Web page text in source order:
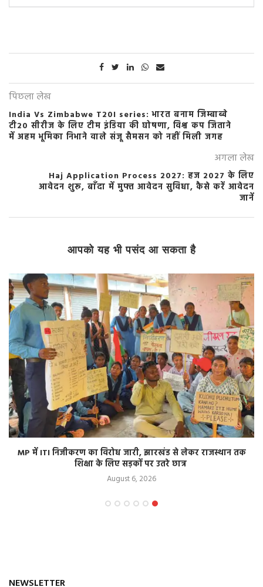
पिछला लेख
India Vs Zimbabwe T20I series: भारत बनाम जिम्बाब्वे
टी20 सीरीज के लिए टीम इंडिया की घोषणा, विश्व कप जिताने
में अहम भूमिका निभाने वाले संजू सैमसन को नहीं मिली जगह
अगला लेख
Haj Application Process 2027: हज 2027 के लिए
आवेदन शुरू, बाँदा में मुफ्त आवेदन सुविधा, कैसे करें आवेदन
जानें
आपको यह भी पसंद आ सकता है
MP में ITI निजीकरण का विरोध जारी, झारखंड से लेकर राजस्थान तक
शिक्षा के लिए सड़कों पर उतरे छात्र
August 6, 2026
NEWSLETTER